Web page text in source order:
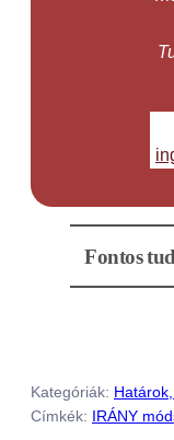
Fontos
Kategóriák:
Címkék: IRÁNY